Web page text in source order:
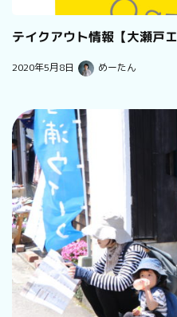
テイクアウト情報【大瀬戸
2020年5月8日 めーたん